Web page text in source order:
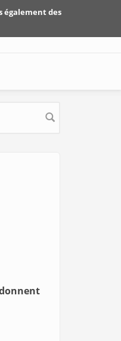
également des